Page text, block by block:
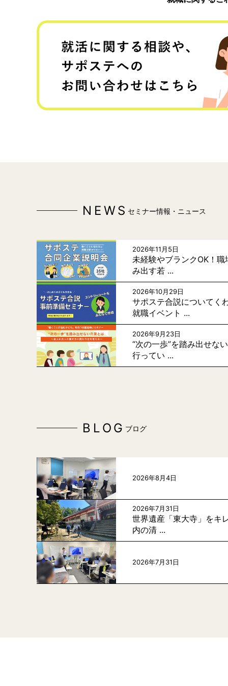
NEWS セミナー情報・ニュース
2026年11月5日
未経験やブランクOK！
み出す若 ...
2026年10月29日
サポステ合説についてく
就職イベント ...
2026年9月23日
“次の一歩”を踏み出せな
行ってい ...
BLOG ブログ
2026年8月4日
2026年7月31日
世界遺産「東大寺」をキ
内の清 ...
2026年7月31日